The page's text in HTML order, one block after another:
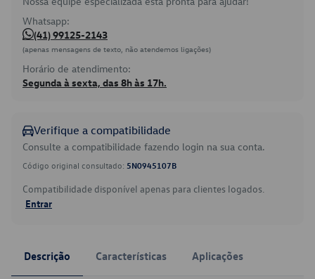
Whatsapp:
(41) 99125-2143
(apenas mensagens de texto, não atendemos ligações)
Horário de atendimento:
Segunda à sexta, das 8h às 17h.
Verifique a compatibilidade
Consulte a compatibilidade fazendo login na sua conta.
Código original consultado: 5N0945107B
Compatibilidade disponível apenas para clientes logados.
Entrar
Descrição Características Aplicações